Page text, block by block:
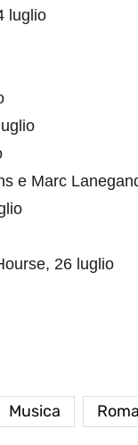
luglio
e Marc
26 luglio
Musica Roma